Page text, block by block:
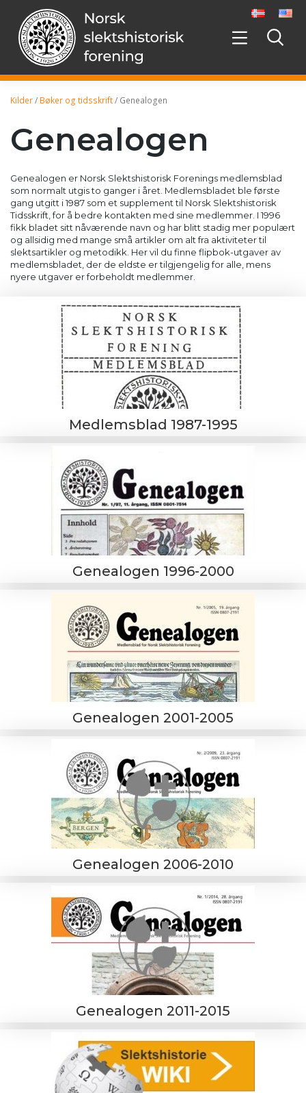
videre
innholdet
Kilder/ Bøker og tidsskrift/ Genealogen
Genealogen
Genealogen er Norsk Slektshistorisk Forenings medlemsblad
som normalt utgis to ganger i året. Medlemsbladet ble første
gang utgitt i 1987 som et supplement til Norsk Slektshistorisk
Tidsskrift, for å bedre kontakten med sine medlemmer. I 1996
fikk bladet sitt nåværende navn og har blitt stadig mer populært
og allsidig med mange små artikler om alt fra aktiviteter til
slektsartikler og metodikk. Her vil du finne flipbok-utgaver av
medlemsbladet, der de eldste er tilgjengelig for alle, mens
nyere utgaver er forbeholdt medlemmer.
Medlemsblad 1987-1995
Genealogen 1996-2000
Genealogen 2001-2005
Genealogen 2006-2010
Genealogen 2011-2015